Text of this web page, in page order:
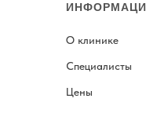
Специалисты
Цены
О клинике